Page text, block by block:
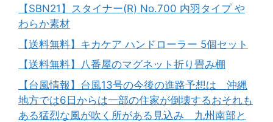
【SBN21】スタイナー(R) No.700 内羽タイプ や
わらか素材
【送料無料】キカケア ハンドローラー 5個セット
【送料無料】八番屋のマグネット折り畳み棚
【台風情報】台風13号の今後の進路予想は 沖縄
地方では6日からは一部の住家が倒壊するおそれも
ある猛烈な風が吹く所がある見込み 九州南部と